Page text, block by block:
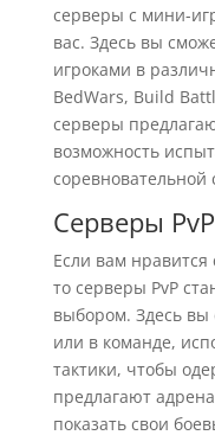
серверы с мини-
вас. Здесь вы
игроками в
BedWars, Build
серверы
возможность
соревновательной
Серверы PvP
Если вам нравится
то серверы PvP
выбором. Здесь вы
или в команде,
тактики, чтобы
предлагают
показать свои